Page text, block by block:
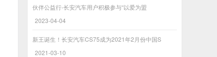
伙伴公益行-长安汽车用户积极参与“以爱为盟
2023-04-04
新王诞生！长安汽车CS75成为2021年2月份中国S
2021-03-10